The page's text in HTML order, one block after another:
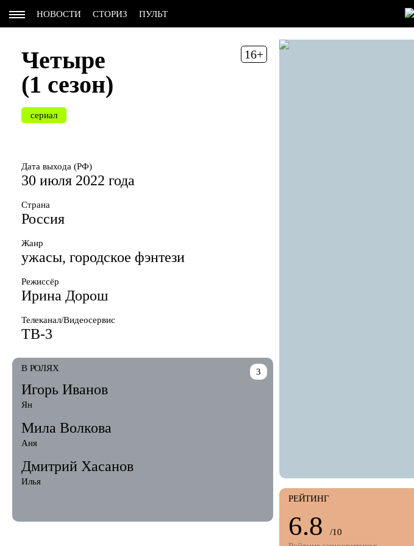
НОВОСТИ СТОРИЗ ПУЛЬТ
16+
Четыре
(1 сезон)
сериал
Дата выхода (РФ)
30 июля 2022 года
Страна
Россия
Жанр
ужасы, городское фэнтези
Режиссёр
Ирина Дорош
Телеканал/Видеосервис
ТВ-3
3
В РОЛЯХ
Игорь Иванов
Ян
Мила Волкова
Аня
Дмитрий Хасанов
Илья
РЕЙТИНГ
6.8
/10